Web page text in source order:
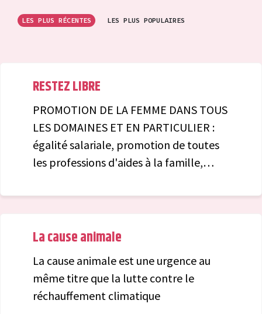
LES PLUS RÉCENTES LES PLUS POPULAIRES
RESTEZ LIBRE
PROMOTION DE LA FEMME DANS TOUS
LES DOMAINES ET EN PARTICULIER :
égalité salariale, promotion de toutes
les professions d'aides à la famille,
femmes victimes d'abus sexuels et ce
collaboration avec le maquignon
tendu pour diviser le parti mais aussi
l'union de la gauche)
La cause animale
La cause animale est une urgence au
même titre que la lutte contre le
réchauffement climatique